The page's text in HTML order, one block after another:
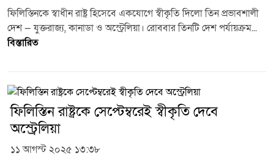
ফিলিস্তিনকে স্বাধীন রাষ্ট্র হিসেবে একযোগে স্বীকৃতি দিলো তিন প্রভাবশালী
দেশ — যুক্তরাজ্য, কানাডা ও অস্ট্রেলিয়া। রোববার তিনটি দেশ পর্যায়ক্রম...
বিস্তারিত
ফিলিস্তিন রাষ্ট্রকে সেপ্টেম্বরেই স্বীকৃতি দেবে
অস্ট্রেলিয়া
১১ আগস্ট ২০২৫ ১৩:৩৮